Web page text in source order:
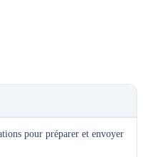
pour préparer et envoyer